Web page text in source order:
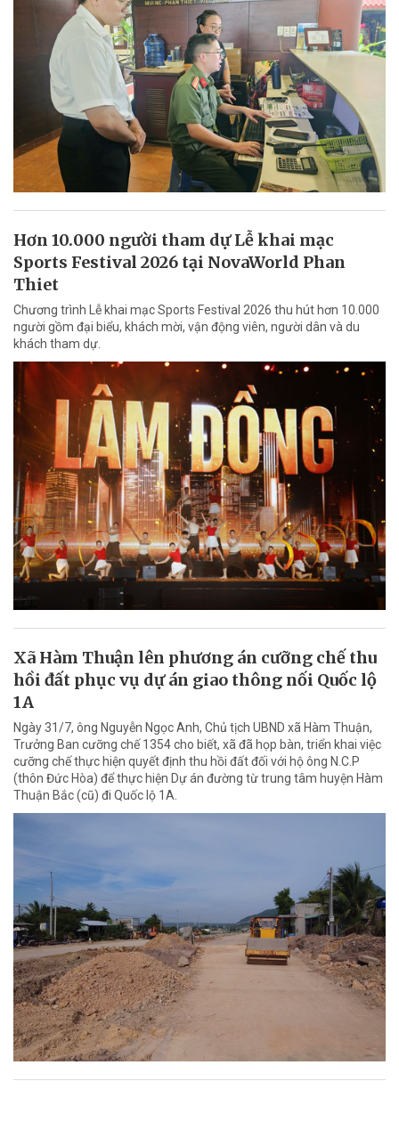
Hơn 10.000 người tham dự Lễ khai mạc
Sports Festival 2026 tại NovaWorld Phan
Thiet
Chương trình Lễ khai mạc Sports Festival 2026 thu hút hơn 10.000
người gồm đại biểu, khách mời, vận động viên, người dân và du
khách tham dự.
Xã Hàm Thuận lên phương án cưỡng chế thu
hồi đất phục vụ dự án giao thông nối Quốc lộ
1A
Ngày 31/7, ông Nguyễn Ngọc Anh, Chủ tịch UBND xã Hàm Thuận,
Trưởng Ban cưỡng chế 1354 cho biết, xã đã họp bàn, triển khai việc
cưỡng chế thực hiện quyết định thu hồi đất đối với hộ ông N.C.P
(thôn Đức Hòa) để thực hiện Dự án đường từ trung tâm huyện Hàm
Thuận Bắc (cũ) đi Quốc lộ 1A.